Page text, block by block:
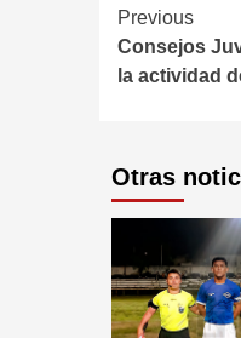
Previous
Consejos
la actividad
Otras